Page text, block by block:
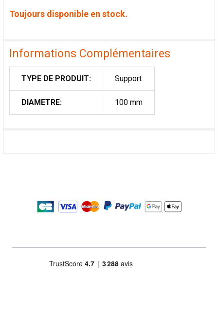
Toujours disponible en stock.
Informations Complémentaires
TYPE DE PRODUIT: Support
DIAMETRE: 100 mm